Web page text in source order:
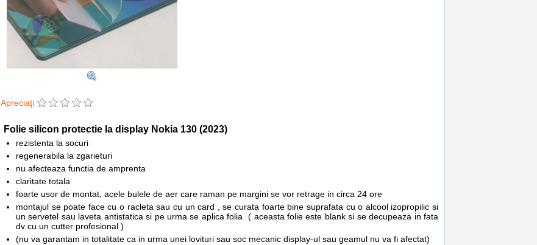
Apreciaţi
Folie silicon protectie la display Nokia 130 (2023)
rezistenta la socuri
regenerabila la zgarieturi
nu afecteaza functia de amprenta
claritate totala
foarte usor de montat, acele bulele de aer care raman pe margini se vor retrage in circa 24 ore
montajul se poate face cu o racleta sau cu un card , se curata foarte bine suprafata cu o alcool izopropilic si
un servetel sau laveta antistatica si pe urma se aplica folia ( aceasta folie este blank si se decupeaza in fata
dv cu un cutter profesional )
(nu va garantam in totalitate ca in urma unei lovituri sau soc mecanic display-ul sau geamul nu va fi afectat)